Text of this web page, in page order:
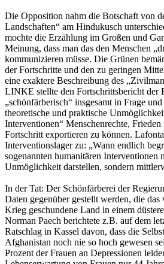
Die Opposition nahm die Botschaft von
Landschaften“ am Hindukusch
mochte die Erzählung im Großen und
Meinung, dass man das den Menschen
kommunizieren müsse. Die Grünen
der Fortschritte und den zu geringen
eine exaktere Beschreibung des
LINKE stellte den Fortschrittsbericht der
„schönfärberisch“ insgesamt in Frage
theoretische und praktische
Interventionen“ Menschenrechte,
Fortschritt exportieren zu können.
Interventionslager zu: „Wann endlich
sogenannten humanitären Interventionen
Unmöglichkeit darstellen, sondern
In der Tat: Der Schönfärberei der
Daten gegenüber gestellt werden, die
Krieg geschundene Land in einem
Norman Paech berichtete z.B. auf dem
Ratschlag in Kassel davon, dass die
Afghanistan noch nie so hoch gewesen
Prozent der Frauen an Depressionen